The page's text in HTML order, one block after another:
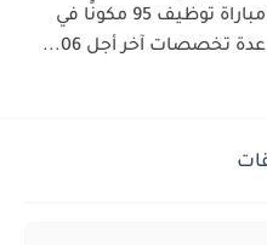
مباراة توظيف 95 مكونًا في
عدة تخصصات آخر أجل 06...